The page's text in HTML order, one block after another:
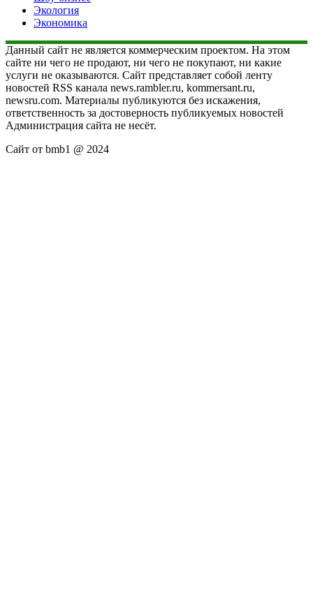
Экология
Экономика
Данный сайт не является коммерческим проектом. На этом
сайте ни чего не продают, ни чего не покупают, ни какие
услуги не оказываются. Сайт представляет собой ленту
новостей RSS канала news.rambler.ru, kommersant.ru,
newsru.com. Материалы публикуются без искажения,
ответственность за достоверность публикуемых новостей
Администрация сайта не несёт.
Сайт от bmb1 @ 2024